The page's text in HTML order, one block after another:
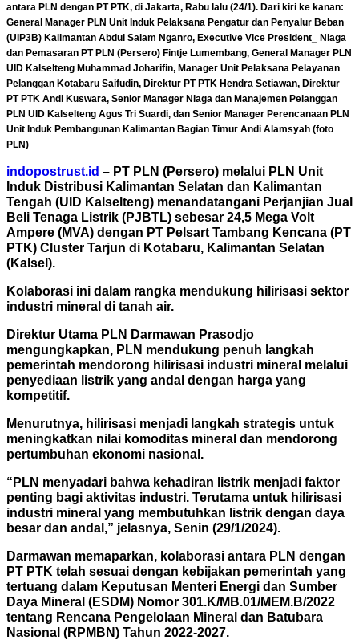
antara PLN dengan PT PTK, di Jakarta, Rabu lalu (24/1). Dari kiri ke kanan:
General Manager PLN Unit Induk Pelaksana Pengatur dan Penyalur Beban
(UIP3B) Kalimantan Abdul Salam Nganro, Executive Vice President_ Niaga
dan Pemasaran PT PLN (Persero) Fintje Lumembang, General Manager PLN
UID Kalselteng Muhammad Joharifin, Manager Unit Pelaksana Pelayanan
Pelanggan Kotabaru Saifudin, Direktur PT PTK Hendra Setiawan, Direktur
PT PTK Andi Kuswara, Senior Manager Niaga dan Manajemen Pelanggan
PLN UID Kalselteng Agus Tri Suardi, dan Senior Manager Perencanaan PLN
Unit Induk Pembangunan Kalimantan Bagian Timur Andi Alamsyah (foto
PLN)
indopostrust.id – PT PLN (Persero) melalui PLN Unit
Induk Distribusi Kalimantan Selatan dan Kalimantan
Tengah (UID Kalselteng) menandatangani Perjanjian Jual
Beli Tenaga Listrik (PJBTL) sebesar 24,5 Mega Volt
Ampere (MVA) dengan PT Pelsart Tambang Kencana (PT
PTK) Cluster Tarjun di Kotabaru, Kalimantan Selatan
(Kalsel).
Kolaborasi ini dalam rangka mendukung hilirisasi sektor
industri mineral di tanah air.
Direktur Utama PLN Darmawan Prasodjo
mengungkapkan, PLN mendukung penuh langkah
pemerintah mendorong hilirisasi industri mineral melalui
penyediaan listrik yang andal dengan harga yang
kompetitif.
Menurutnya, hilirisasi menjadi langkah strategis untuk
meningkatkan nilai komoditas mineral dan mendorong
pertumbuhan ekonomi nasional.
“PLN menyadari bahwa kehadiran listrik menjadi faktor
penting bagi aktivitas industri. Terutama untuk hilirisasi
industri mineral yang membutuhkan listrik dengan daya
besar dan andal,” jelasnya, Senin (29/1/2024).
Darmawan memaparkan, kolaborasi antara PLN dengan
PT PTK telah sesuai dengan kebijakan pemerintah yang
tertuang dalam Keputusan Menteri Energi dan Sumber
Daya Mineral (ESDM) Nomor 301.K/MB.01/MEM.B/2022
tentang Rencana Pengelolaan Mineral dan Batubara
Nasional (RPMBN) Tahun 2022-2027.